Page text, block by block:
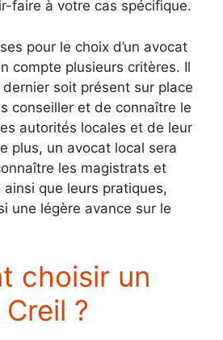
faire à votre cas spécifique.
pour le choix d’un avocat
compte plusieurs critères. Il
soit présent sur place
conseiller et de connaître le
autorités locales et de leur
plus, un avocat local sera
les magistrats et
que leurs pratiques,
une légère avance sur le
choisir un
?